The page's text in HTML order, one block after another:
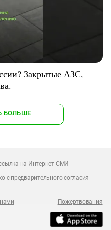
Закрытые АЗС,
БОЛЬШЕ
на Интернет-СМИ
с предварительного согласия
нами Пожертвования